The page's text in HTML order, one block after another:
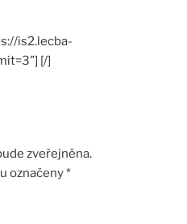
is2.lecba-
[/]
zveřejněna.
označeny*